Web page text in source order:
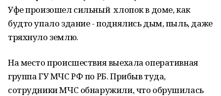
Уфе произошел сильный хлопок в доме, как
будто упало здание - поднялись дым, пыль, даже
тряхнуло землю.
На место происшествия выехала оперативная
группа ГУ МЧС РФ по РБ. Прибыв туда,
сотрудники МЧС обнаружили, что обрушилась